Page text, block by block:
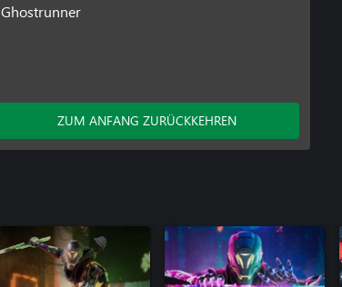
Ghostrunner
ZUM ANFANG ZURÜCKKEHREN